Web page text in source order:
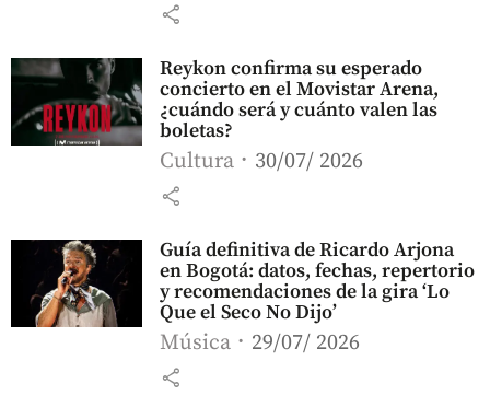
share
Reykon confirma su esperado
concierto en el Movistar Arena,
¿cuándo será y cuánto valen las
boletas?
Cultura 30/07/ 2026
share
Guía definitiva de Ricardo Arjona
en Bogotá: datos, fechas, repertorio
y recomendaciones de la gira ‘Lo
Que el Seco No Dijo’
Música 29/07/ 2026
share